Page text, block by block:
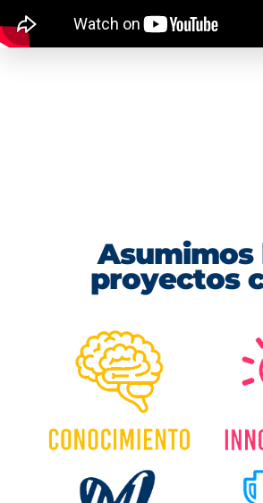
Asumimos
proyectos